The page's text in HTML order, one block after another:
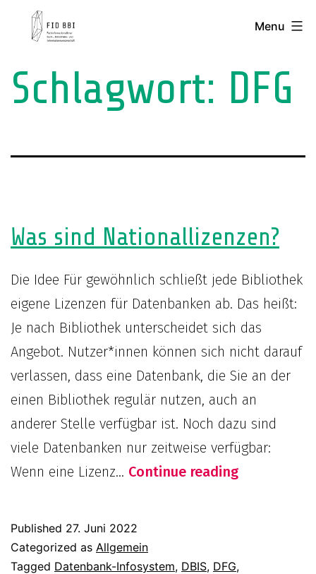
FID
BBI
Fachinformationsdienst
Buch-,
und
Menu
Schlagwort: DFG
Was sind Nationallizenzen?
Die Idee Für gewöhnlich schließt jede Bibliothek
eigene Lizenzen für Datenbanken ab. Das heißt:
Je nach Bibliothek unterscheidet sich das
Angebot. Nutzer*innen können sich nicht darauf
verlassen, dass eine Datenbank, die Sie an der
einen Bibliothek regulär nutzen, auch an
anderer Stelle verfügbar ist. Noch dazu sind
viele Datenbanken nur zeitweise verfügbar:
Wenn eine Lizenz… Continue readingWas
Published 27. Juni 2022
Categorized as Allgemein
Tagged Datenbank-Infosystem, DBIS, DFG,